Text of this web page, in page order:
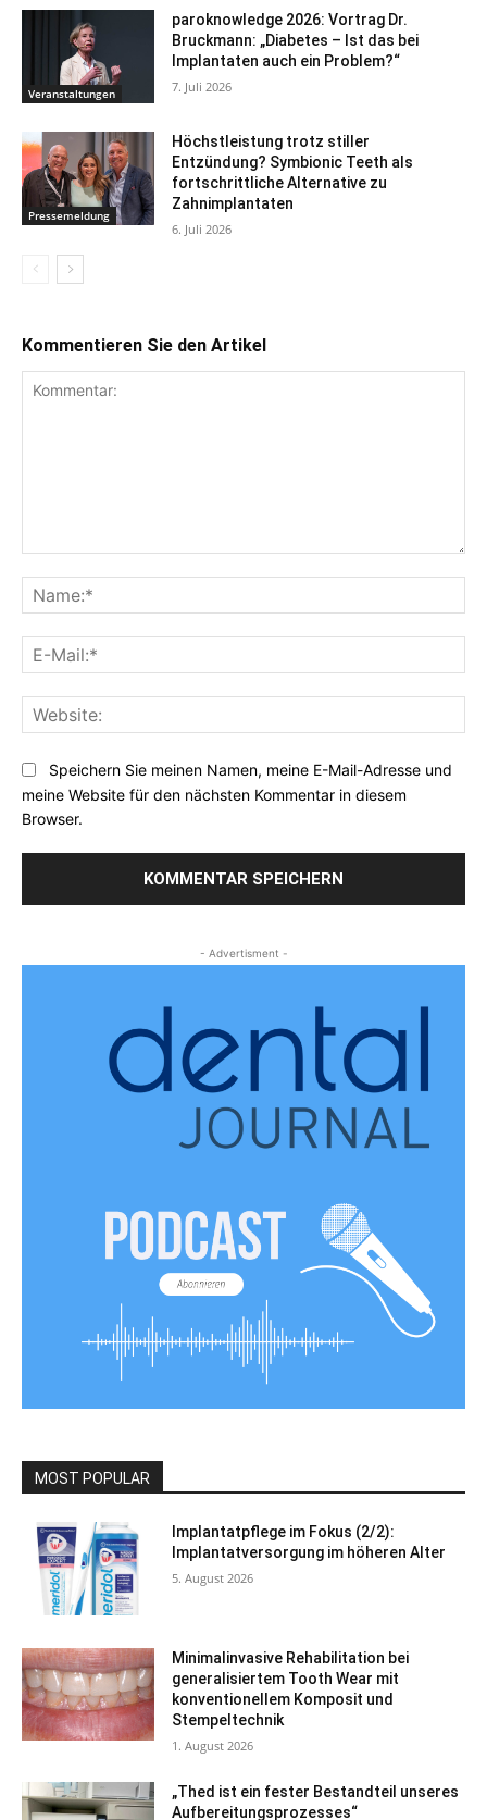
Veranstaltungen
paroknowledge 2026: Vortrag Dr.
Bruckmann: „Diabetes – Ist das bei
Implantaten auch ein Problem?“
7. Juli 2026
Pressemeldung
Höchstleistung trotz stiller
Entzündung? Symbionic Teeth als
fortschrittliche Alternative zu
Zahnimplantaten
6. Juli 2026
Kommentieren Sie den Artikel
Speichern Sie meinen Namen, meine E-Mail-Adresse und
meine Website für den nächsten Kommentar in diesem
Browser.
- Advertisment -
MOST POPULAR
Implantatpflege im Fokus (2/2):
Implantatversorgung im höheren Alter
5. August 2026
Minimalinvasive Rehabilitation bei
generalisiertem Tooth Wear mit
konventionellem Komposit und
Stempeltechnik
1. August 2026
„Thed ist ein fester Bestandteil unseres
Aufbereitungsprozesses“